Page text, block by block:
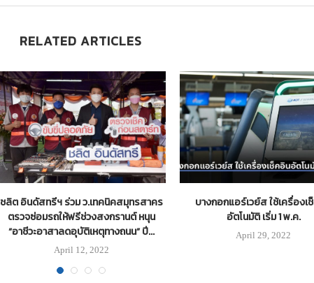
RELATED ARTICLES
ชลิต อินดัสทรีฯ ร่วม ว.เทคนิคสมุทรสาคร
ตรวจซ่อมรถให้ฟรีช่วงสงกรานต์ หนุน
“อาชีวะอาสาลดอุบัติเหตุทางถนน” ปี...
April 12, 2022
บางกอกแอร์เวย์ส ใช้เครื่องเ
อัตโนมัติ เริ่ม 1 พ.ค.
April 29, 2022